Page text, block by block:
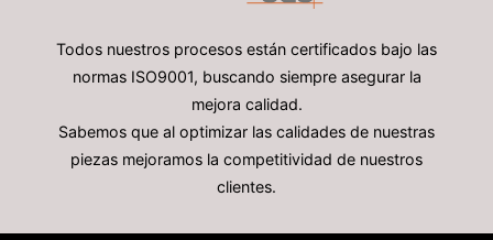
Todos nuestros procesos están certificados bajo las
normas ISO9001, buscando siempre asegurar la
mejora calidad.
Sabemos que al optimizar las calidades de nuestras
piezas mejoramos la competitividad de nuestros
clientes.